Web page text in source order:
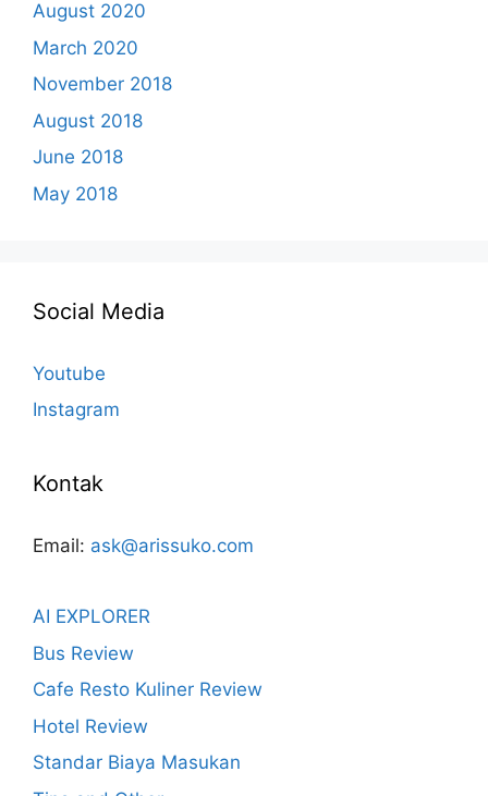
August 2020
March 2020
November 2018
August 2018
June 2018
May 2018
Social Media
Youtube
Instagram
Kontak
Email: ask@arissuko.com
AI EXPLORER
Bus Review
Cafe Resto Kuliner Review
Hotel Review
Standar Biaya Masukan